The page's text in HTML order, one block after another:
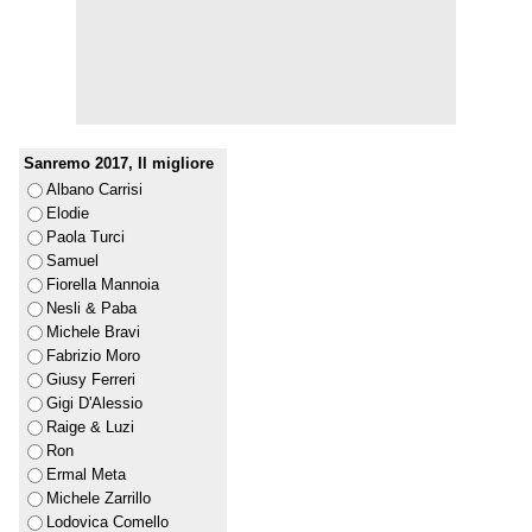
Sanremo 2017, Il migliore
Albano Carrisi
Elodie
Paola Turci
Samuel
Fiorella Mannoia
Nesli & Paba
Michele Bravi
Fabrizio Moro
Giusy Ferreri
Gigi D'Alessio
Raige & Luzi
Ron
Ermal Meta
Michele Zarrillo
Lodovica Comello